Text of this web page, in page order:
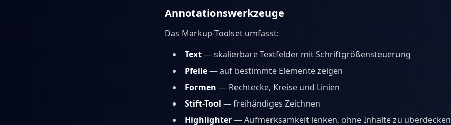
Annotationswerkzeuge
Das Markup-Toolset umfasst:
Text— skalierbare Textfelder mit Schriftgrößensteuerung
Pfeile— auf bestimmte Elemente zeigen
Formen — Rechtecke, Kreise und Linien
Stift-Tool — freihändiges Zeichnen
Highlighter— Aufmerksamkeit lenken, ohne Inhalte zu überdecken